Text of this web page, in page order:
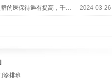
的医保待遇有提高，千… 2024-03-26
诊排班